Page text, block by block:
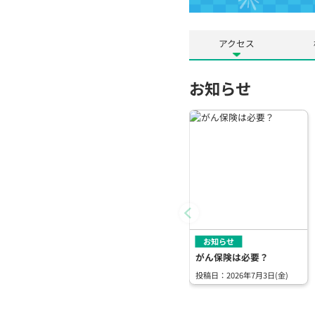
アクセス
お知らせ
お知らせ
がん保険は必要？
投稿日：2026年7月3日(金)